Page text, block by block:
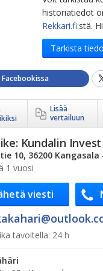
historiatiedot
Rekkari.fi:stä.
Tarkista
Facebookissa
Lisää
vertailuun
Kundalin
10, 36200 Kangasala
1 vuosi
viesti
tavoitella: 24 h